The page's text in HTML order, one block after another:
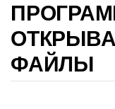
ФАЙЛЫ